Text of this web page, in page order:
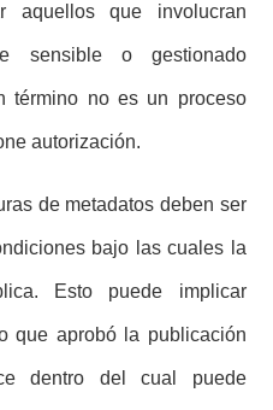
aquellos que involucran
sensible o gestionado
término no es un proceso
autorización.
de metadatos deben ser
bajo las cuales la
Esto puede implicar
que aprobó la publicación
dentro del cual puede